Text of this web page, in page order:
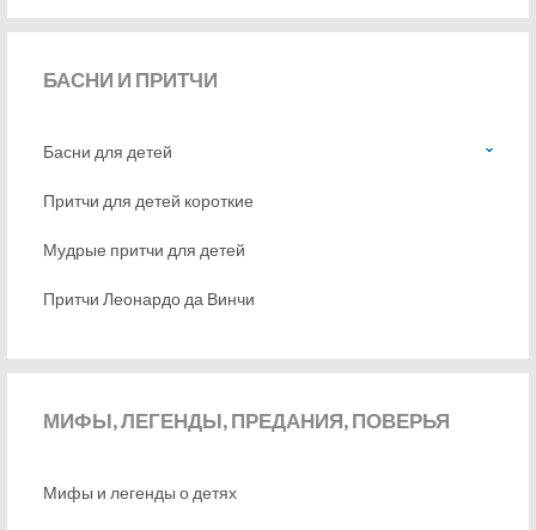
БАСНИ И ПРИТЧИ
Басни для детей
Притчи для детей короткие
Мудрые притчи для детей
Притчи Леонардо да Винчи
МИФЫ,ЛЕГЕНДЫ, ПРЕДАНИЯ, ПОВЕРЬЯ
Мифы и легенды о детях